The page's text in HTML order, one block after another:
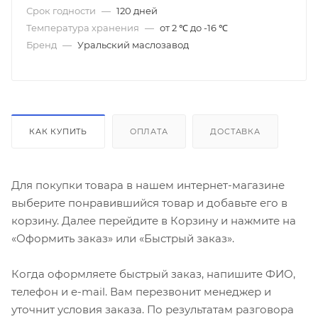
Срок годности — 120 дней
Температура хранения — от 2 ℃ до -16 ℃
Бренд — Уральский маслозавод
КАК КУПИТЬ ОПЛАТА ДОСТАВКА
Для покупки товара в нашем интернет-магазине
выберите понравившийся товар и добавьте его в
корзину. Далее перейдите в Корзину и нажмите на
«Оформить заказ» или «Быстрый заказ».
Когда оформляете быстрый заказ, напишите ФИО,
телефон и e-mail. Вам перезвонит менеджер и
уточнит условия заказа. По результатам разговора